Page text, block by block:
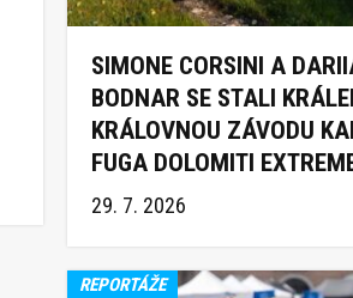
SIMONE CORSINI A
BODNAR SE STALI
KRÁLOVNOU ZÁVODU
FUGA DOLOMITI
TRAIL 2026
29. 7. 2026
REPORTÁŽE